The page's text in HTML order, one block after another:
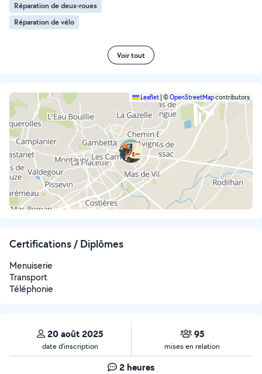
Réparation de deux-roues
Réparation de vélo
Voir tout
Leaflet ©OpenStreetMapcontributors
Certifications / Diplômes
Menuiserie
Transport
Téléphonie
20 août 2025
date d’inscription
95
mises en relation
2 heures